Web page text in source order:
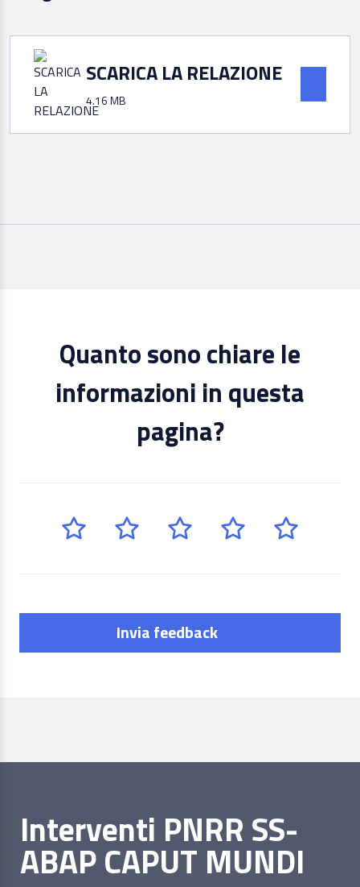
SCARICA LA RELAZIONE
4.16 MB
Quanto sono chiare le
informazioni in questa
pagina?
Invia feedback
Interventi PNRR SS-
ABAP CAPUT MUNDI